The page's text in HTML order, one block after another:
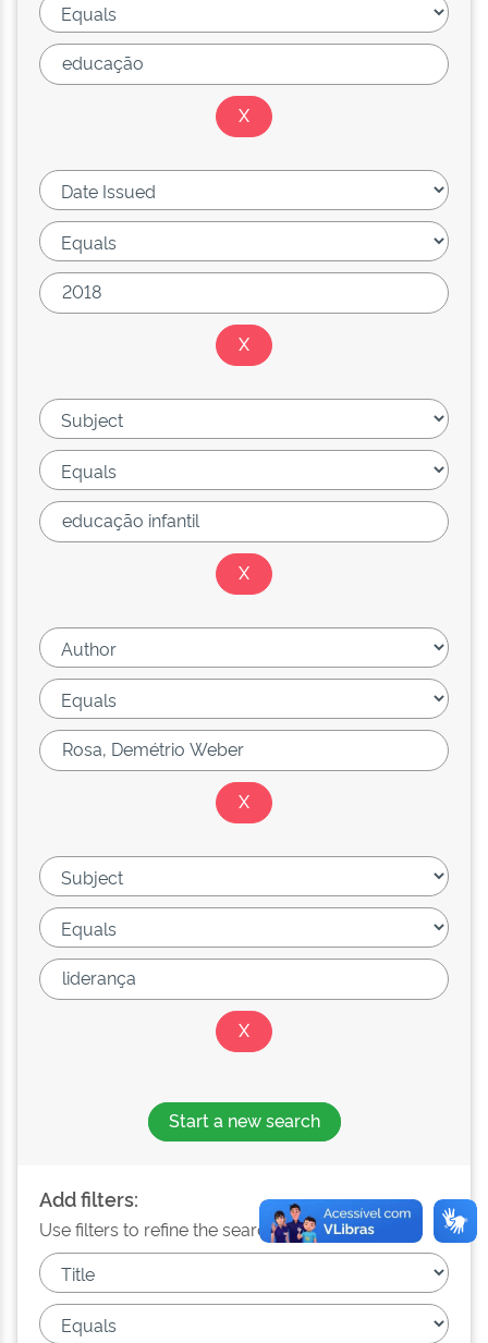
Start a new search
Add filters:
Use filters to refine the search results.